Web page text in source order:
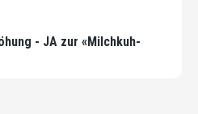
- JA zur «Milchkuh-